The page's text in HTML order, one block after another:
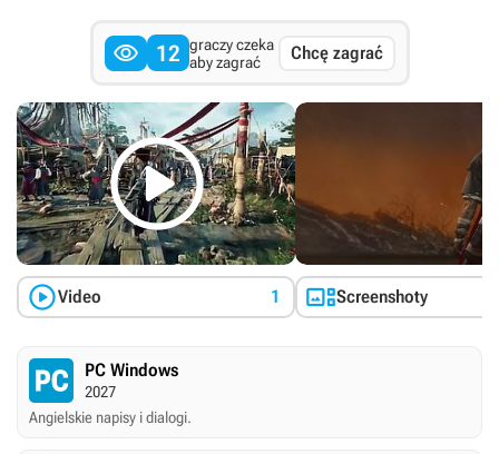
 12 graczy czeka
aby zagrać
Chcę zagrać

Video 1 Screenshoty
PC Windows
2027
Angielskie napisy i dialogi.